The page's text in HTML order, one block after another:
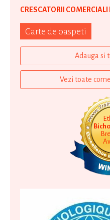
CRESCATORII COMERCIALI
Carte de oaspeti
Adauga si
Vezi toate